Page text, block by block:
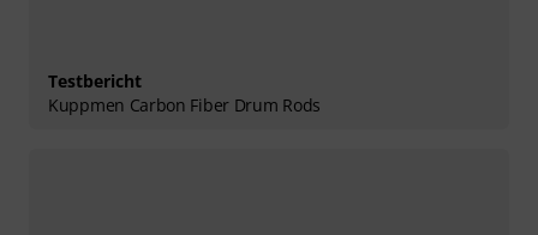
Testbericht
Kuppmen Carbon Fiber Drum Rods